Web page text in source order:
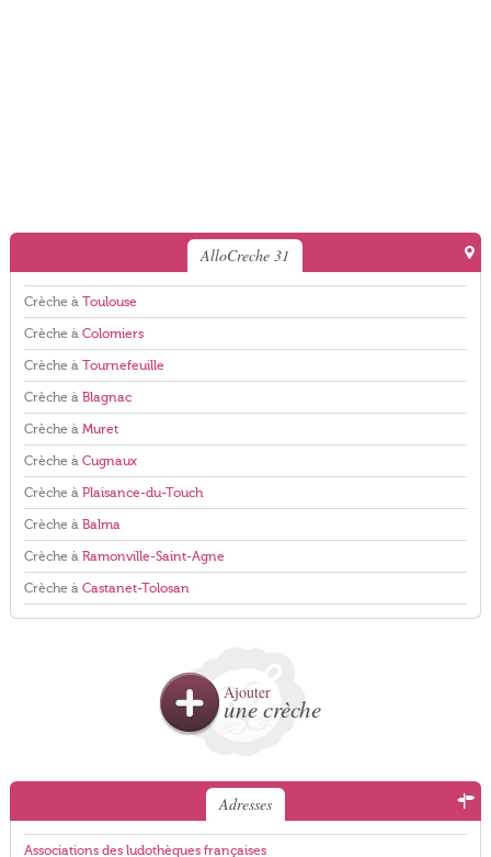
AlloCreche 31
Crèche à Toulouse
Crèche à Colomiers
Crèche à Tournefeuille
Crèche à Blagnac
Crèche à Muret
Crèche à Cugnaux
Crèche à Plaisance-du-Touch
Crèche à Balma
Crèche à Ramonville-Saint-Agne
Crèche à Castanet-Tolosan
Ajouter
une crèche
Adresses
Associations des ludothèques françaises